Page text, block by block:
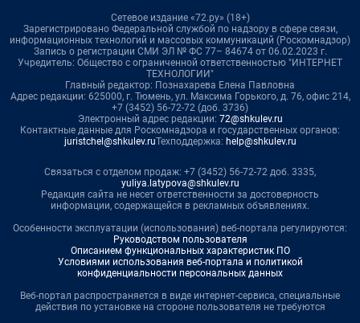
Сетевое издание «72.ру» (18+)
Зарегистрировано Федеральной службой по надзору в сфере связи,
информационных технологий и массовых коммуникаций (Роскомнадзор)
Запись о регистрации СМИ ЭЛ № ФС 77– 84674 от 06.02.2023 г.
Учредитель: Общество с ограниченной ответственностью "ИНТЕРНЕТ
ТЕХНОЛОГИИ"
Главный редактор: Познахарева Елена Павловна
Адрес редакции: 625000, г. Тюмень, ул. Максима Горького, д. 76, офис 214,
+7 (3452) 56-72-72 (доб. 3736)
Электронный адрес редакции: 72@shkulev.ru
Контактные данные для Роскомнадзора и государственных органов:
juristchel@shkulev.ruТехподдержка: help@shkulev.ru
Связаться с отделом продаж: +7 (3452) 56-72-72 доб. 3335,
yuliya.latypova@shkulev.ru
Редакция сайта не несет ответственности за достоверность
информации, содержащейся в рекламных объявлениях.
Особенности эксплуатации (использования) веб-портала регулируются:
Руководством пользователя
Описанием функциональных характеристик ПО
Условиями использования веб-портала и политикой
конфиденциальности персональных данных
Веб-портал распространяется в виде интернет-сервиса, специальные
действия по установке на стороне пользователя не требуются